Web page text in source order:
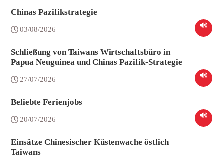
Chinas Pazifikstrategie
03/08/2026
Schließung von Taiwans Wirtschaftsbüro in
Papua Neuguinea und Chinas Pazifik-Strategie
27/07/2026
Beliebte Ferienjobs
20/07/2026
Einsätze Chinesischer Küstenwache östlich
Taiwans